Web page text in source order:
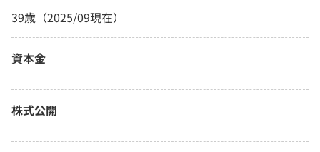
39歳（2025/09現在）
資本金
株式公開